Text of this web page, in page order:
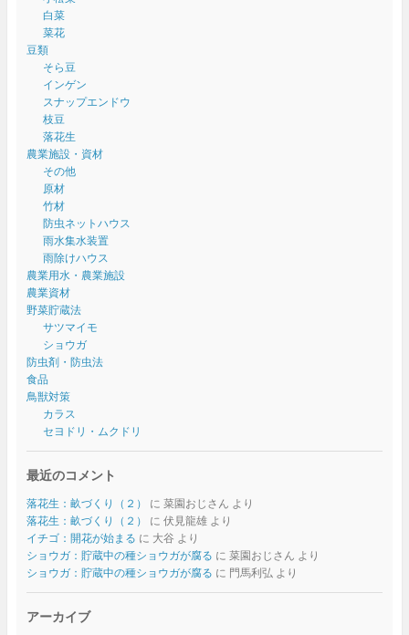
白菜
菜花
豆類
そら豆
インゲン
スナップエンドウ
枝豆
落花生
農業施設・資材
その他
原材
竹材
防虫ネットハウス
雨水集水装置
雨除けハウス
農業用水・農業施設
農業資材
野菜貯蔵法
サツマイモ
ショウガ
防虫剤・防虫法
食品
鳥獣対策
カラス
セヨドリ・ムクドリ
最近のコメント
落花生：畝づくり（２） に 菜園おじさん より
落花生：畝づくり（２）
に 伏見龍雄より
イチゴ：開花が始まる に 大谷 より
ショウガ：貯蔵中の種ショウガが腐る に 菜園おじさん より
ショウガ：貯蔵中の種ショウガが腐る に 門馬利弘 より
アーカイブ